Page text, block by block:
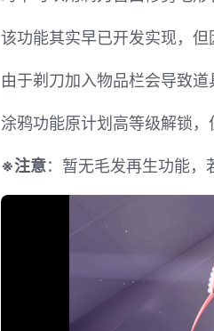
该功能其实早已开发实现，但
由于剃刀加入物品栏会导致
涂鸦功能原计划高等级解锁
※注意：暂无毛发再生功能